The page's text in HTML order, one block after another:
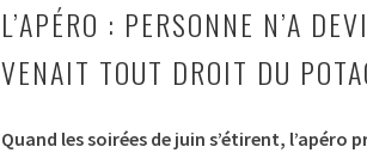
L’APÉRO : PERSONNE N’A
VENAIT TOUT DROIT DU
Quand les soirées de juin s’étirent, l’apéro